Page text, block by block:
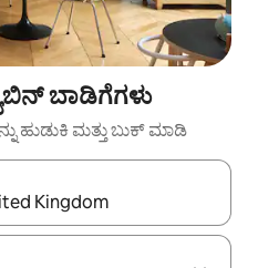
ಬಾಡಿಗೆಗಳು
ಹುಡುಕಿ ಮತ್ತು ಬುಕ್ ಮಾಡಿ
ಮತ್ತು ಡೌನ್ ಬಾಣದ ಕೀಲಿಗಳೊಂದಿಗೆ